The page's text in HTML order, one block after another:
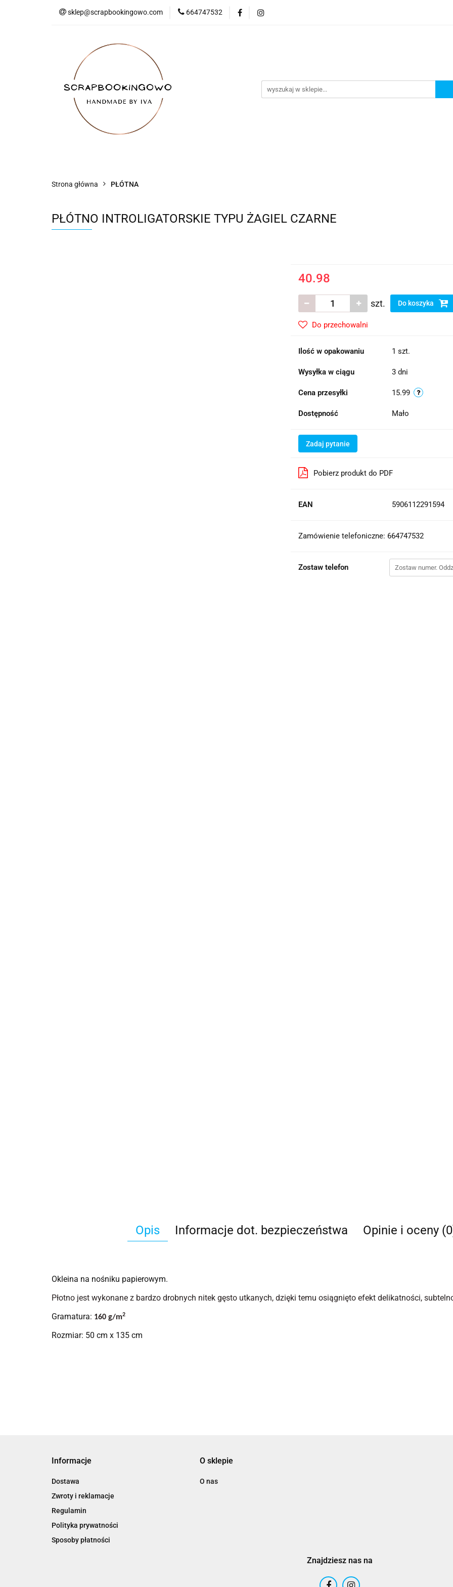
sklep@scrapbookingowo.com 664747532
Strona główna PŁÓTNA
PŁÓTNO INTROLIGATORSKIE TYPU ŻAGIEL CZARNE
40.98
szt. Do koszyka
Do przechowalni
Ilość w opakowaniu 1 szt.
Wysyłka w ciągu 3 dni
Cena przesyłki 15.99
Dostępność Mało
Zadaj pytanie
Pobierz produkt do PDF
EAN 5906112291594
Zamówienie telefoniczne: 664747532
Zostaw telefon
Opis Informacje dot. bezpieczeństwa Opinie i oceny
Okleina na nośniku papierowym.
Płotno jest wykonane z bardzo drobnych nitek gęsto utkanych, dzięki temu osiągnięto efekt delikatności,
Gramatura: 160 g/m2
Rozmiar: 50 cm x 135 cm
Informacje
Dostawa
Zwroty i reklamacje
Regulamin
Polityka prywatności
Sposoby płatności
O sklepie
O nas
Znajdziesz nas na